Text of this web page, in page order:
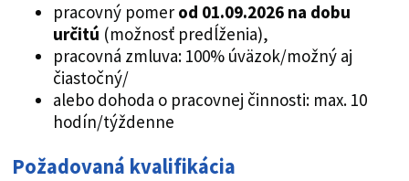
pracovný pomer od 01.09.2026 na dobu
určitú (možnosť predĺženia),
pracovná zmluva: 100% úväzok/možný aj
čiastočný/
alebo dohoda o pracovnej činnosti: max. 10
hodín/týždenne
Požadovaná kvalifikácia